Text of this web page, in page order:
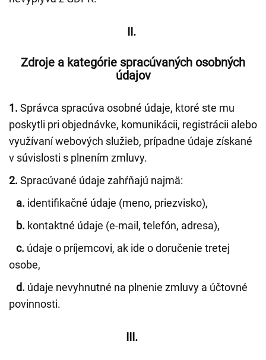
II.
Zdroje a kategórie spracúvaných osobných
údajov
1. Správca spracúva osobné údaje, ktoré ste mu
poskytli pri objednávke, komunikácii, registrácii alebo
využívaní webových služieb, prípadne údaje získané
v súvislosti s plnením zmluvy.
2. Spracúvané údaje zahŕňajú najmä:
a. identifikačné údaje (meno, priezvisko),
b. kontaktné údaje (e-mail, telefón, adresa),
c. údaje o príjemcovi, ak ide o doručenie tretej
osobe,
d. údaje nevyhnutné na plnenie zmluvy a účtovné
povinnosti.
III.